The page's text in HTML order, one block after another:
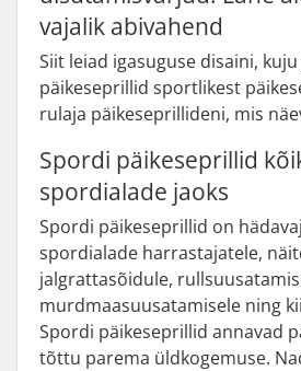
vajalik abivahend
Siit leiad igasuguse disaini,
päikeseprillid sportlikest
rulaja päikeseprillideni, mis
Spordi päikeseprillid
spordialade jaoks
Spordi päikeseprillid on
spordialade harrastajatele,
jalgrattasõidule,
murdmaasuusatamisele ning
Spordi päikeseprillid annavad
tõttu parema üldkogemuse.